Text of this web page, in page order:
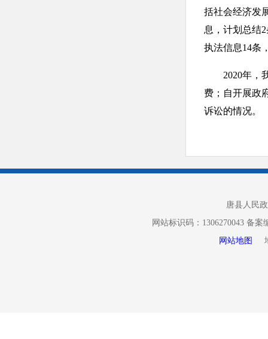
括社会经济发
息，计划总结
执法信息14
2020年，我
费；自开展政
诉讼的情况。
规章
唐县人民
网站标识码：1306270043 备案
网站地图
地